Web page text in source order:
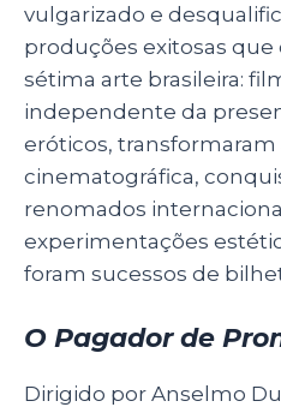
vulgarizado e
produções exitosas
sétima arte brasileira:
independente da
eróticos,
cinematográfica,
renomados
experimentações
foram sucessos de
O Pagador de
Dirigido por Anselmo